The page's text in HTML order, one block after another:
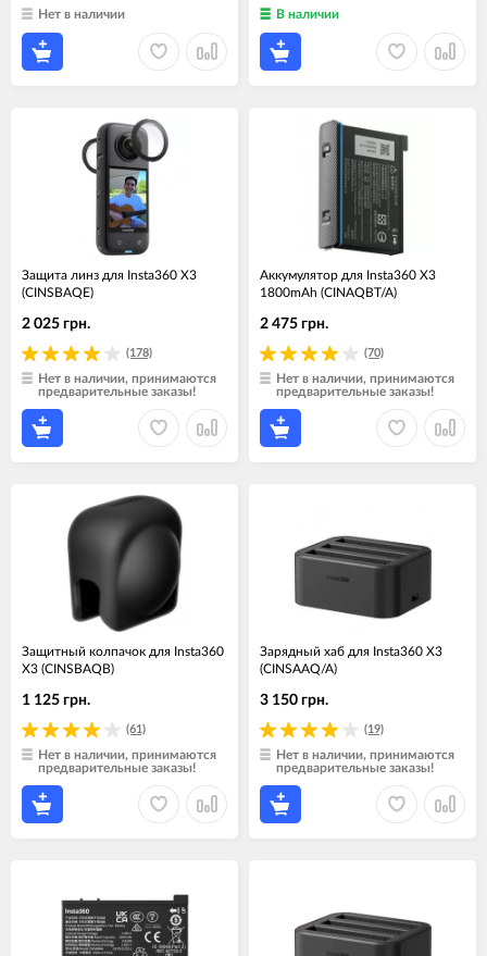
Нет в наличии В наличии
Защита линз для Insta360 X3
(CINSBAQE)
(178)
2 025 грн.
Нет в наличии, принимаются
предварительные заказы!
Аккумулятор для Insta360 X3
1800mAh (CINAQBT/A)
(70)
2 475 грн.
Нет в наличии, принимаются
предварительные заказы!
Защитный колпачок для Insta360
X3 (CINSBAQB)
(61)
1 125 грн.
Нет в наличии, принимаются
предварительные заказы!
Зарядный хаб для Insta360 X3
(CINSAAQ/A)
(19)
3 150 грн.
Нет в наличии, принимаются
предварительные заказы!